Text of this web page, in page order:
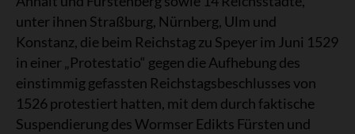
unter ihnen Straßburg, Nürnberg, Ulm und
Konstanz, die beim Reichstag zu Speyer im Juni 1529
in einer „Protestatio“ gegen die Aufhebung des
einstimmig gefassten Reichstagsbeschlusses von
1526 protestiert hatten, mit dem durch faktische
Suspendierung des Wormser Edikts Fürsten und